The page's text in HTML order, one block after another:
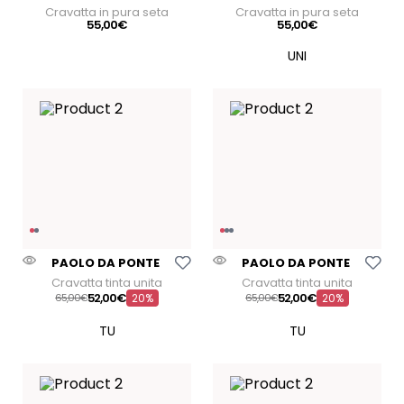
Cravatta in pura seta
55,00€
Cravatta in pura seta
55,00€
PAOLO DA PONTE Aggiungi Alla Lista Dei Desideri
Cravatta tinta unita
6500€52,00€ 20%
TU
PAOLO DA PONTE Aggiungi Alla Lista
Cravatta tinta unita
6500€52,00€ 20%
TU